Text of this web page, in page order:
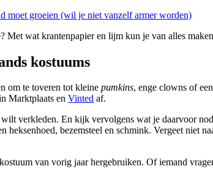
moet groeien (wil je niet vanzelf armer worden)
Met wat krantenpapier en lijm kun je van alles
kostuums
om te toveren tot kleine pumkins, enge clowns of
Marktplaats en Vinted af.
verkleden. En kijk vervolgens wat je daarvoor
heksenhoed, bezemsteel en schmink. Vergeet niet
van vorig jaar hergebruiken. Of iemand